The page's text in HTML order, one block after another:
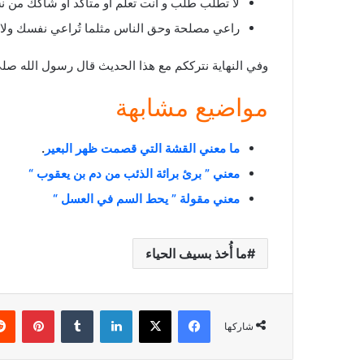
راعي مصلحة وحق الناس مثلما تُراعي نفسك ولا
وفي النهاية نترككم مع هذا الحديث قال رسول الله
مواضيع مشابهة
ما معني القشة التي قصمت ظهر البعير .
معني ” برئ برائة الذئب من دم بن يعقوب “
معني مقولة ” يحط السم في العسل “
ما أُخذ بسيف الحياء
شاركها
فيسبوك X لينكدإن